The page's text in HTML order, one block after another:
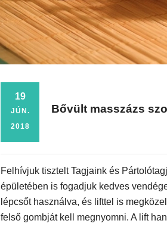
19
JÚN.
2018
Bővült masszázs
Felhívjuk tisztelt Tagjaink és
épületében is fogadjuk kedves
lépcsőt használva, és lifttel is
felső gombját kell megnyomni. A lift